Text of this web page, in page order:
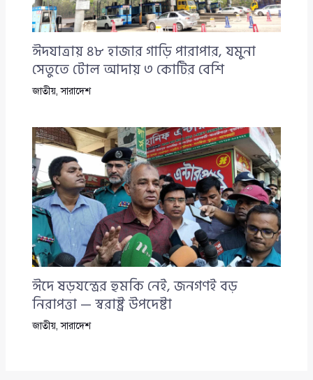
ঈদযাত্রায় ৪৮ হাজার গাড়ি পারাপার, যমুনা
সেতুতে টোল আদায় ৩ কোটির বেশি
জাতীয়,সারাদেশ
ঈদে ষড়যন্ত্রের হুমকি নেই, জনগণই বড়
নিরাপত্তা — স্বরাষ্ট্র উপদেষ্টা
জাতীয়,সারাদেশ